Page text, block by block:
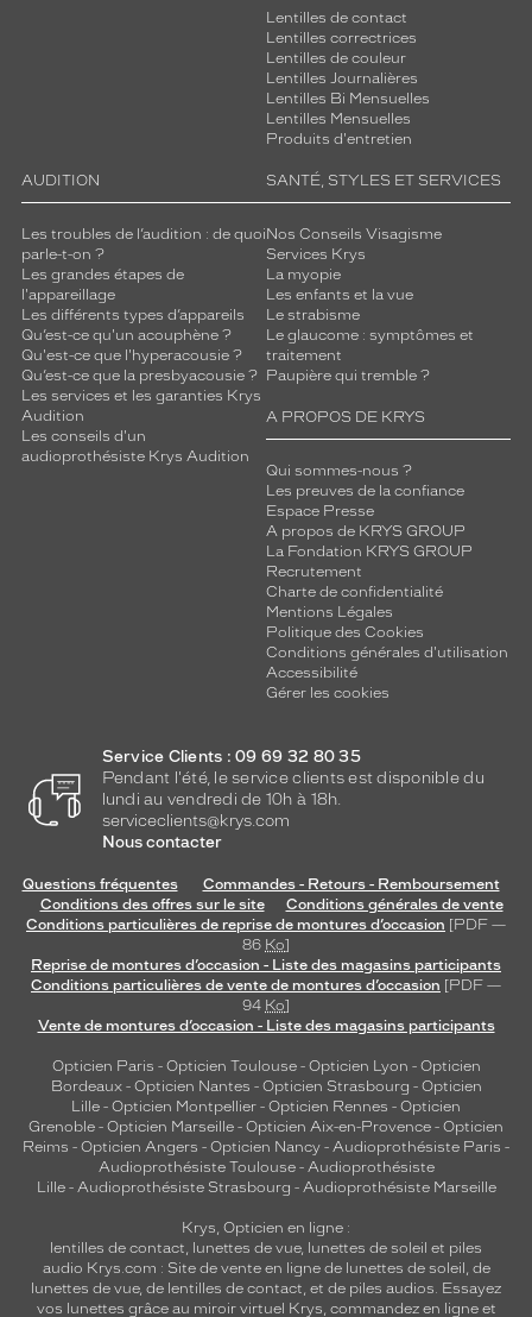
Lentilles de contact
Lentilles correctrices
Lentilles de couleur
Lentilles Journalières
Lentilles Bi Mensuelles
Lentilles Mensuelles
Produits d'entretien
AUDITION
Les troubles de l’audition : de quoi
parle-t-on ?
Les grandes étapes de
l'appareillage
Les différents types d’appareils
Qu’est-ce qu'un acouphène ?
Qu'est-ce que l'hyperacousie ?
Qu’est-ce que la presbyacousie ?
Les services et les garanties Krys
Audition
Les conseils d'un
audioprothésiste Krys Audition
SANTÉ, STYLES ET SERVICES
Nos Conseils Visagisme
Services Krys
La myopie
Les enfants et la vue
Le strabisme
Le glaucome : symptômes et
traitement
Paupière qui tremble ?
A PROPOS DE KRYS
Qui sommes-nous ?
Les preuves de la confiance
Espace Presse
A propos de KRYS GROUP
La Fondation KRYS GROUP
Recrutement
Charte de confidentialité
Mentions Légales
Politique des Cookies
Conditions générales d'utilisation
Accessibilité
Gérer les cookies
Service Clients : 09 69 32 80 35
Pendant l'été, le service clients est disponible du
lundi au vendredi de 10h à 18h.
serviceclients@krys.com
Nous contacter
Questions fréquentes
Commandes - Retours - Remboursement
Conditions des offres sur le site
Conditions générales de vente
Conditions particulières de reprise de montures d’occasion [PDF —
86 Ko]
Reprise de montures d’occasion - Liste des magasins participants
Conditions particulières de vente de montures d’occasion [PDF —
94 Ko]
Vente de montures d’occasion - Liste des magasins participants
Opticien Paris - Opticien Toulouse- Opticien Lyon - Opticien
Bordeaux- Opticien Nantes - Opticien Strasbourg - Opticien
Lille - Opticien Montpellier - Opticien Rennes - Opticien
Grenoble - Opticien Marseille - Opticien Aix-en-Provence - Opticien
Reims - Opticien Angers - Opticien Nancy - Audioprothésiste Paris -
Audioprothésiste Toulouse- Audioprothésiste
Lille- Audioprothésiste Strasbourg - Audioprothésiste Marseille
Krys, Opticien en ligne :
lentilles de contact, lunettes de vue, lunettes de soleil et piles
audio Krys.com : Site de vente en ligne de lunettes de soleil, de
lunettes de vue, de lentilles de contact, et de piles audios. Essayez
vos lunettes grâce au miroir virtuel Krys, commandez en ligne et